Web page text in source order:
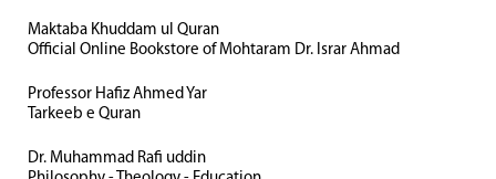
Maktaba Khuddam ul Quran
Official Online Bookstore of Mohtaram Dr. Israr Ahmad
Professor Hafiz Ahmed Yar
Tarkeeb e Quran
Dr. Muhammad Rafi uddin